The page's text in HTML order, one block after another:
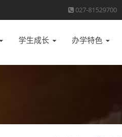
027-81529700
学生成长 办学特色